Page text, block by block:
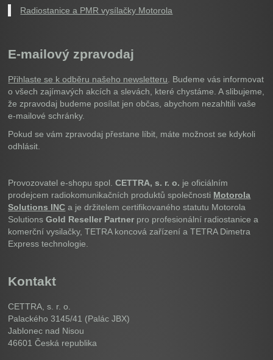
Radiostanice a PMR vysílačky Motorola
E-mailový zpravodaj
Přihlaste se k odběru našeho newsletteru . Budeme vás informovat
o všech zajímavých akcích a slevách, které chystáme. A slibujeme,
že zpravodaj budeme posílat jen občas, abychom nezahltili vaše
e-mailové schránky.
Pokud se vám zpravodaj přestane líbit, máte možnost se kdykoli
odhlásit.
Provozovatel e-shopu spol.CETTRA, s. r. o. je oficiálním
prodejcem radiokomunikačních produktů společnosti Motorola
Solutions INC a je držitelem certifikovaného statutu Motorola
SolutionsGold Reseller Partner pro profesionální radiostanice a
komerční vysilačky, TETRA koncová zařízení a TETRA Dimetra
Express technologie.
Kontakt
CETTRA, s. r. o.
Palackého 3145/41 (Palác JBX)
Jablonec nad Nisou
46601Česká republika